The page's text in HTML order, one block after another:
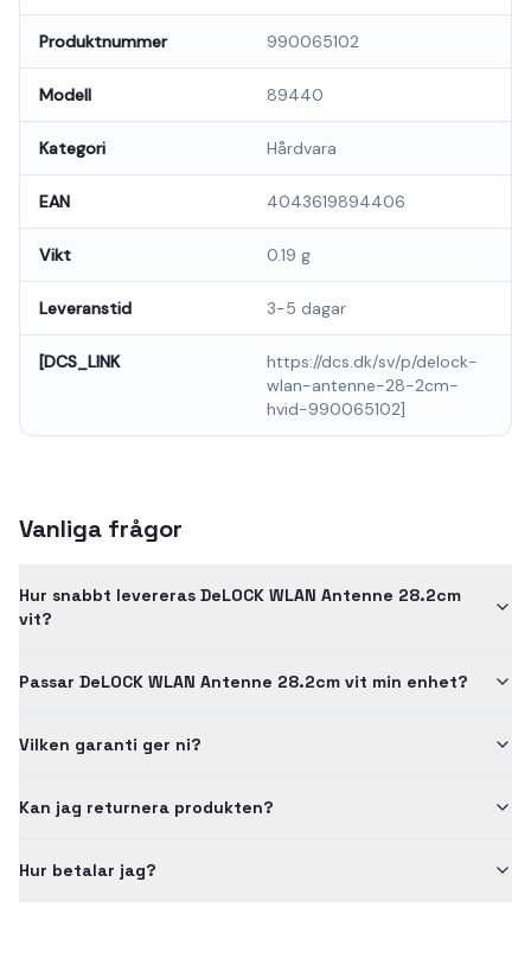
Produktnummer 990065102
Modell 89440
Kategori Hårdvara
EAN 4043619894406
Vikt 0.19 g
Leveranstid 3-5 dagar
[DCS_LINK
https://dcs.dk/sv/p/delock-
wlan-antenne-28-2cm-
hvid-990065102]
Vanliga frågor
Hur snabbt levereras DeLOCK WLAN Antenne 28.2cm
vit?
Passar DeLOCK WLAN Antenne 28.2cm vit min enhet?
Vilken garanti ger ni?
Kan jag returnera produkten?
Hur betalar jag?